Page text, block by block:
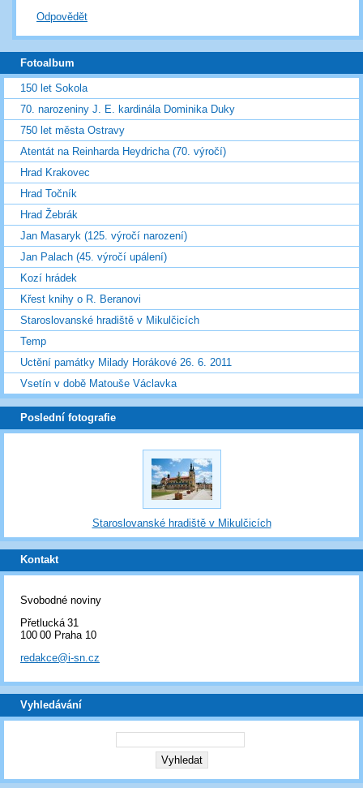
Odpovědět
Fotoalbum
150 let Sokola
70. narozeniny J. E. kardinála Dominika Duky
750 let města Ostravy
Atentát na Reinharda Heydricha (70. výročí)
Hrad Krakovec
Hrad Točník
Hrad Žebrák
Jan Masaryk (125. výročí narození)
Jan Palach (45. výročí upálení)
Kozí hrádek
Křest knihy o R. Beranovi
Staroslovanské hradiště v Mikulčicích
Temp
Uctění památky Milady Horákové 26. 6. 2011
Vsetín v době Matouše Václavka
Poslední fotografie
Staroslovanské hradiště v Mikulčicích
Kontakt
Svobodné noviny
Přetlucká 31
100 00 Praha 10
redakce@i-sn.cz
Vyhledávání